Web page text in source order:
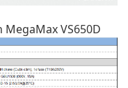
VS650D